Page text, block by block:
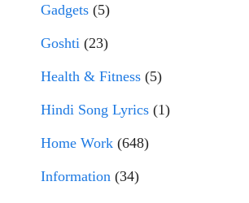
Gadgets (5)
Goshti (23)
Health & Fitness (5)
Hindi Song Lyrics (1)
Home Work (648)
Information (34)